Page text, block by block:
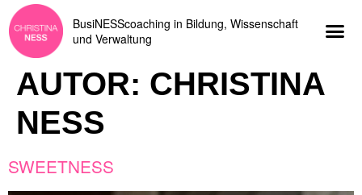
BusiNESScoaching in Bildung, Wissenschaft
und Verwaltung
AUTOR: CHRISTINA
NESS
SWEETNESS